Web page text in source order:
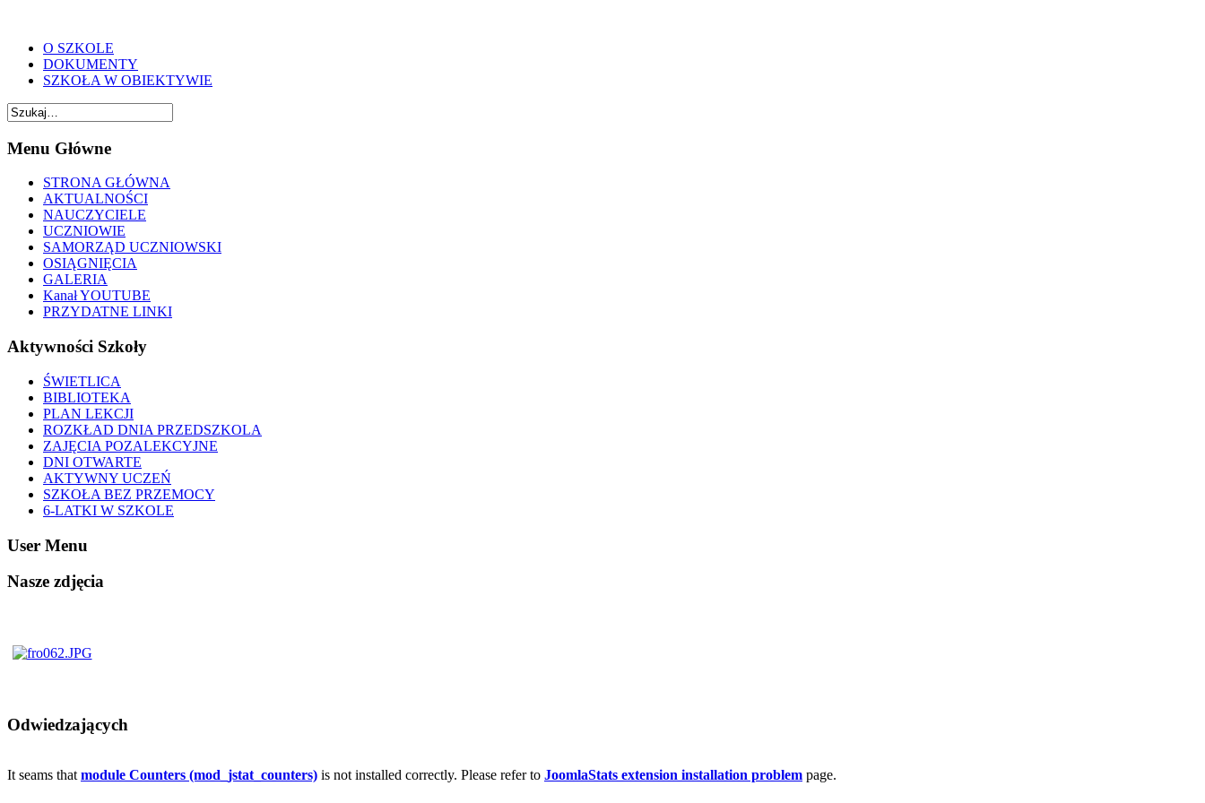
O SZKOLE
DOKUMENTY
SZKOŁA W OBIEKTYWIE
Menu Główne
STRONA GŁÓWNA
AKTUALNOŚCI
NAUCZYCIELE
UCZNIOWIE
SAMORZĄD UCZNIOWSKI
OSIĄGNIĘCIA
GALERIA
Kanał YOUTUBE
PRZYDATNE LINKI
Aktywności Szkoły
ŚWIETLICA
BIBLIOTEKA
PLAN LEKCJI
ROZKŁAD DNIA PRZEDSZKOLA
ZAJĘCIA POZALEKCYJNE
DNI OTWARTE
AKTYWNY UCZEŃ
SZKOŁA BEZ PRZEMOCY
6-LATKI W SZKOLE
User Menu
Nasze zdjęcia
Odwiedzających
It seams thatmodule Counters (mod_jstat_counters) is not installed correctly. Please refer to JoomlaStats extension installation problem page.